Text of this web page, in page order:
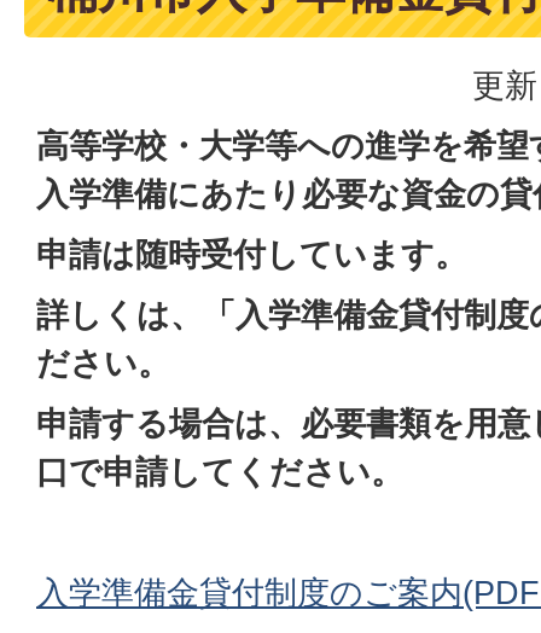
更
高等学校・大学等への進学を希
入学準備にあたり必要な資金の
申請は随時受付しています。
詳しくは、「入学準備金貸付制
ださい。
申請する場合は、必要書類を用
口で申請してください。
入学準備金貸付制度のご案内